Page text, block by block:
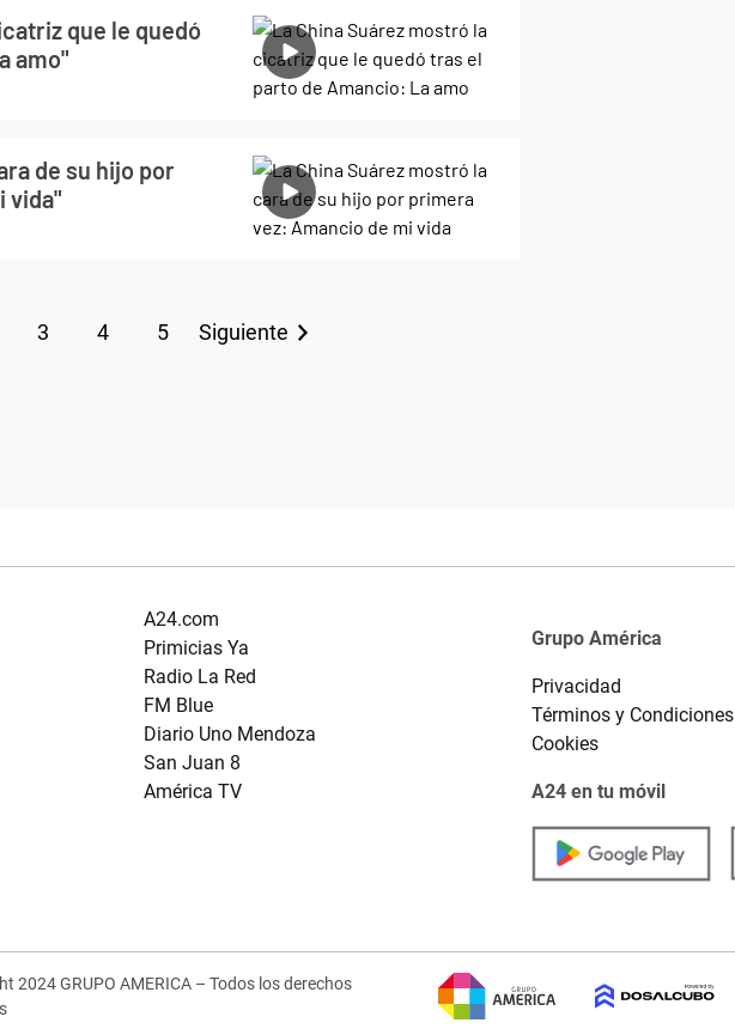
que le quedó
amo"
de su hijo por
vida"
3 4 5 Siguiente
A24.com
Primicias Ya
Radio La Red
FM Blue
Diario Uno Mendoza
San Juan 8
América TV
Grupo América
Privacidad
Términos y Condiciones
Cookies
A24 en tu móvil
2024 GRUPO AMERICA – Todos los derechos